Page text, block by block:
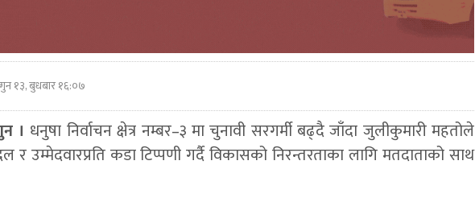
१३, बुधबार १६:०७
। धनुषा निर्वाचन क्षेत्र नम्बर–३ मा चुनावी सरगर्मी बढ्दै जाँदा जुलीकुमारी महतोले
र उम्मेदवारप्रति कडा टिप्पणी गर्दै विकासको निरन्तरताका लागि मतदाताको साथ